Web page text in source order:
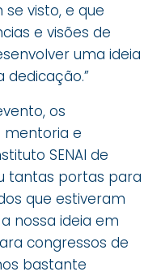
visto, e que
e visões de
uma ideia
os
mentoria e
SENAI de
tantas portas para
que estiveram
nossa ideia em
congressos de
bastante